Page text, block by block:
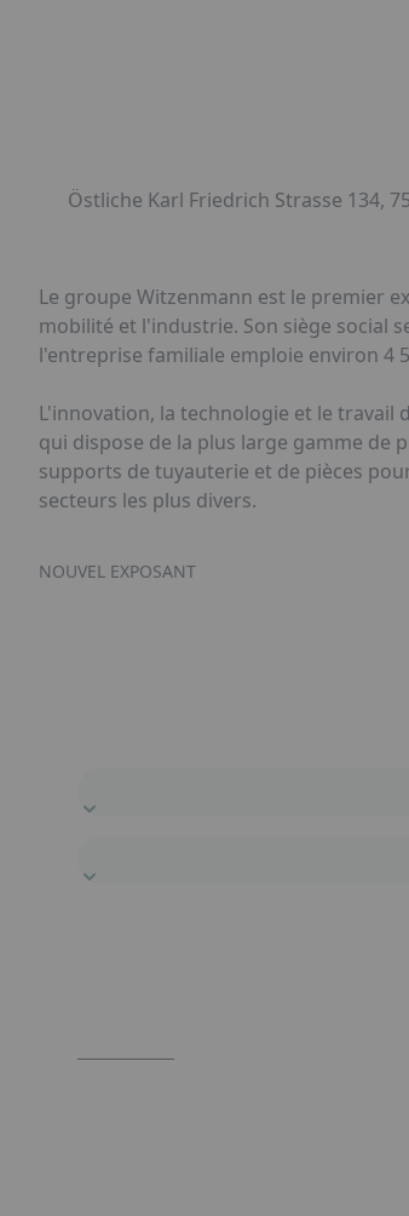
Östliche Karl Friedrich Strasse 134,
Le groupe Witzenmann est le premier
mobilité et l'industrie. Son siège social
l'entreprise familiale emploie environ 4
L'innovation, la technologie et le
qui dispose de la plus large gamme de
supports de tuyauterie et de pièces
secteurs les plus divers.
NOUVEL EXPOSANT